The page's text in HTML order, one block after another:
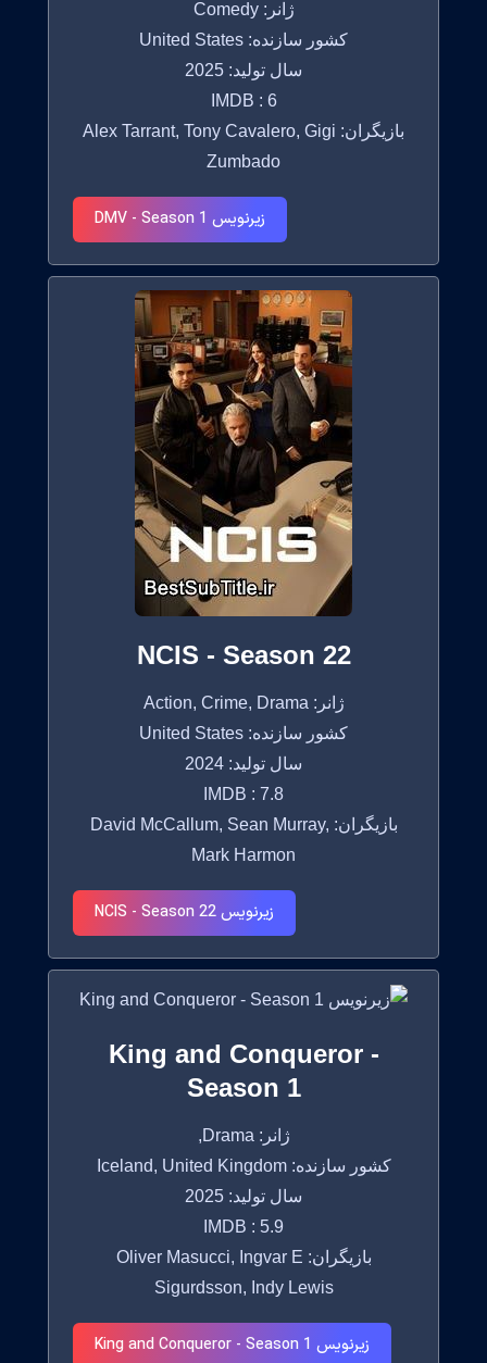
ژانر: Comedy
کشور سازنده: United States
سال تولید: 2025
IMDB : 6
بازیگران: Alex Tarrant, Tony Cavalero, Gigi
Zumbado
زیرنویس DMV - Season 1
NCIS - Season 22
ژانر: Action, Crime, Drama
کشور سازنده: United States
سال تولید: 2024
IMDB : 7.8
بازیگران: David McCallum, Sean Murray,
Mark Harmon
زیرنویس NCIS - Season 22
King and Conqueror -
Season 1
ژانر: Drama,
کشور سازنده: Iceland, United Kingdom
سال تولید: 2025
IMDB : 5.9
بازیگران: Oliver Masucci, Ingvar E
Sigurdsson, Indy Lewis
زیرنویس King and Conqueror - Season 1